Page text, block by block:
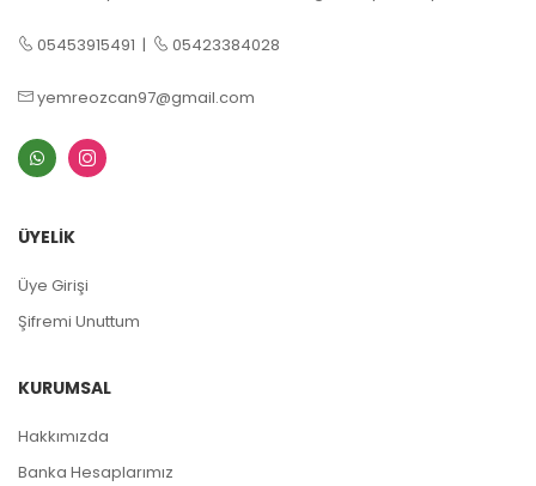
05453915491 | 05423384028
yemreozcan97@gmail.com
ÜYELİK
Üye Girişi
Şifremi Unuttum
KURUMSAL
Hakkımızda
Banka Hesaplarımız